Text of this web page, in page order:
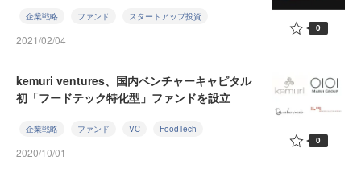
企業戦略 ファンド スタートアップ投資
2021/02/04
0
kemuri ventures、国内ベンチャーキャピタル
初「フードテック特化型」ファンドを設立
企業戦略 ファンド VC FoodTech
2020/10/01
0